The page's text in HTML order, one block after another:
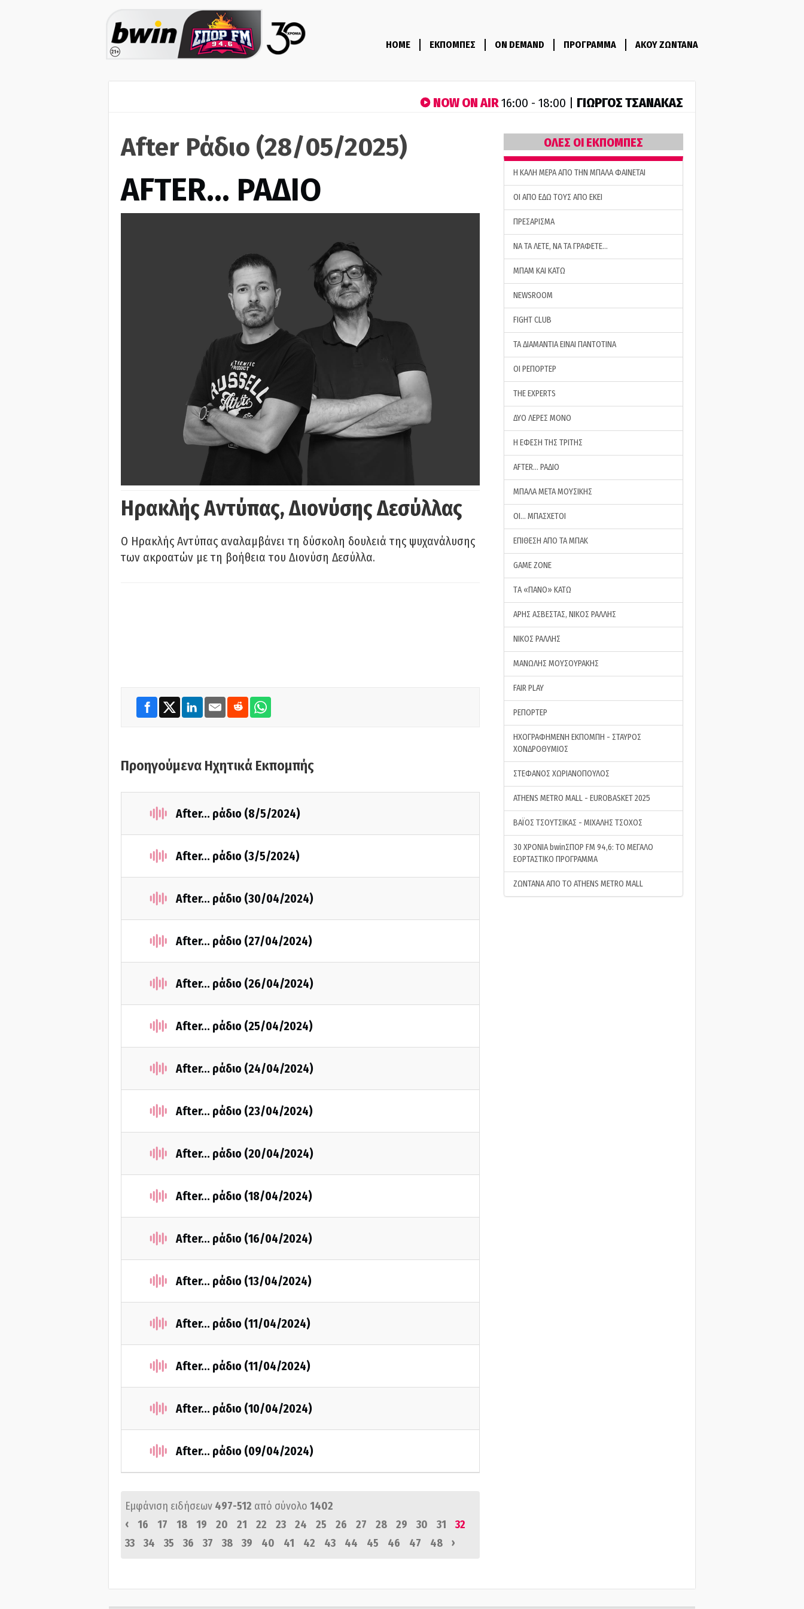
HOME ΕΚΠΟΜΠΕΣ ON DEMAND ΠΡΟΓΡΑΜΜΑ ΑΚΟΥ ΖΩΝΤΑΝΑ
NOW ON AIR16:00 - 18:00 | ΓΙΩΡΓΟΣ ΤΣΑΝΑΚΑΣ
After Ράδιο (28/05/2025)
AFTER… ΡΑΔΙΟ
Ηρακλής Αντύπας, Διονύσης Δεσύλλας
Ο Ηρακλής Αντύπας αναλαμβάνει τη δύσκολη δουλειά της ψυχανάλυσης
των ακροατών με τη βοήθεια του Διονύση Δεσύλλα.
Προηγούμενα Ηχητικά Εκπομπής
After... ράδιο (8/5/2024)
After... ράδιο (3/5/2024)
After... ράδιο (30/04/2024)
After... ράδιο (27/04/2024)
After... ράδιο (26/04/2024)
After... ράδιο (25/04/2024)
After... ράδιο (24/04/2024)
After... ράδιο (23/04/2024)
After... ράδιο (20/04/2024)
After... ράδιο (18/04/2024)
After... ράδιο (16/04/2024)
After... ράδιο (13/04/2024)
After... ράδιο (11/04/2024)
After... ράδιο (11/04/2024)
After... ράδιο (10/04/2024)
After... ράδιο (09/04/2024)
Εμφάνιση ειδήσεων 497-512 από σύνολο 1402
‹
16 17 18 19 20 21 22 23 24 25 26 27 28 29 30 31
32
33
34 35 36 37 38 39 40 41 42 43 44 45 46 47 48 ›
ΟΛΕΣ ΟΙ ΕΚΠΟΜΠΕΣ
H ΚΑΛΗ ΜΕΡΑ ΑΠΟ ΤΗΝ ΜΠΑΛΑ ΦΑΙΝΕΤΑΙ
ΟΙ ΑΠΟ ΕΔΩ ΤΟΥΣ ΑΠΟ ΕΚΕΙ
ΠΡΕΣΑΡΙΣΜΑ
ΝΑ ΤΑ ΛΕΤΕ, ΝΑ ΤΑ ΓΡΑΦΕΤΕ…
ΜΠΑΜ ΚΑΙ ΚΑΤΩ
NEWSROOM
FIGHT CLUB
ΤΑ ΔΙΑΜΑΝΤΙΑ ΕΙΝΑΙ ΠΑΝΤΟΤΙΝΑ
ΟΙ ΡΕΠΟΡΤΕΡ
THE EXPERTS
ΔΥΟ ΛΕΡΕΣ ΜΟΝΟ
Η ΕΦΕΣΗ ΤΗΣ ΤΡΙΤΗΣ
AFTER… ΡΑΔΙΟ
ΜΠΑΛΑ ΜΕΤΑ ΜΟΥΣΙΚΗΣ
ΟΙ… ΜΠΑΣΧΕΤΟΙ
ΕΠΙΘΕΣΗ ΑΠΟ ΤΑ ΜΠΑΚ
GAME ZONE
ΤA «ΠΑΝΟ» ΚΑΤΩ
ΑΡΗΣ ΑΣΒΕΣΤΑΣ, ΝΙΚΟΣ ΡΑΛΛΗΣ
ΝΙΚΟΣ ΡΑΛΛΗΣ
ΜΑΝΩΛΗΣ ΜΟΥΣΟΥΡΑΚΗΣ
FAIR PLAY
ΡΕΠΟΡΤΕΡ
ΗΧΟΓΡΑΦΗΜΕΝΗ ΕΚΠΟΜΠΗ - ΣΤΑΥΡΟΣ
ΧΟΝΔΡΟΘΥΜΙΟΣ
ΣΤΕΦΑΝΟΣ ΧΩΡΙΑΝΟΠΟΥΛΟΣ
ATHENS METRO MALL - EUROBASKET 2025
ΒΑΪΟΣ ΤΣΟΥΤΣΙΚΑΣ - ΜΙΧΑΛΗΣ ΤΣΟΧΟΣ
30 ΧΡΟΝΙΑ bwinΣΠΟΡ FM 94,6: ΤΟ ΜΕΓΑΛΟ
ΕΟΡΤΑΣΤΙΚΟ ΠΡΟΓΡΑΜΜΑ
ΖΩΝΤΑΝΑ ΑΠΟ ΤΟ ATHENS METRO MALL